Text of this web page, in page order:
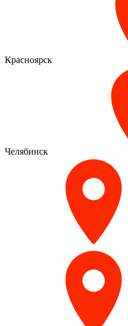
Красноярск
Челябинск